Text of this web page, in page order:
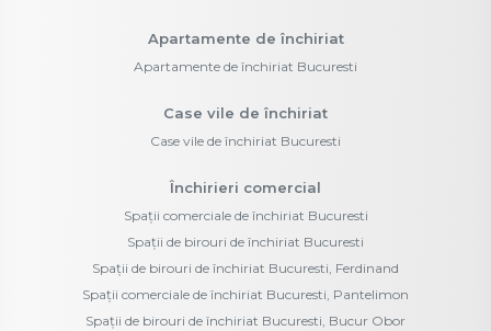
Apartamente de închiriat
Apartamente de închiriat Bucuresti
Case vile de închiriat
Case vile de închiriat Bucuresti
Închirieri comercial
Spații comerciale de închiriat Bucuresti
Spații de birouri de închiriat Bucuresti
Spații de birouri de închiriat Bucuresti, Ferdinand
Spații comerciale de închiriat Bucuresti, Pantelimon
Spații de birouri de închiriat Bucuresti, Bucur Obor